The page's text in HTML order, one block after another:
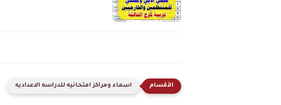
اسماء ومراكز امتحانيه للدراسه الاعداديه